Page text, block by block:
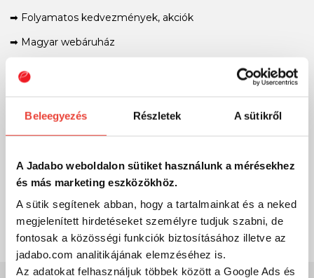
Beleegyezés Részletek A sütikről
A Jadabo weboldalon sütiket használunk a mérésekhez
és más marketing eszközökhöz.
A sütik segítenek abban, hogy a tartalmainkat és a neked
megjelenített hirdetéseket személyre tudjuk szabni, de
fontosak a közösségi funkciók biztosításához illetve az
jadabo.com analitikájának elemzéséhez is.
Az adatokat felhasználjuk többek között a Google Ads és
➡ Folyamatos kedvezmények, akciók
➡ Magyar webáruház
➡ Valódi szakértői tanácsadás világbajnok horgászoktól
Velünk többet fogsz!
Nincs megjelenítendő termék!